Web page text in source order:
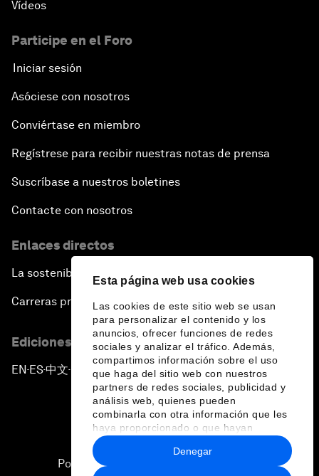
Esta página web usa cookies
Las cookies de este sitio web se usan
para personalizar el contenido y los
anuncios, ofrecer funciones de redes
sociales y analizar el tráfico. Además,
compartimos información sobre el uso
que haga del sitio web con nuestros
partners de redes sociales, publicidad y
análisis web, quienes pueden
combinarla con otra información que les
haya proporcionado o que hayan
recopilado a partir del uso que haya
hecho de sus servicios.
Denegar
Vídeos
Participe en el Foro
Iniciar sesión
Asóciese con nosotros
Conviértase en miembro
Regístrese para recibir nuestras notas de prensa
Suscríbase a nuestros boletines
Contacte con nosotros
Enlaces directos
La sostenibilidad en el Foro
Carreras profesionales
Ediciones en otros idiomas
EN ▪ ES▪中文▪ 日本語
Política de privacidad y normas de uso